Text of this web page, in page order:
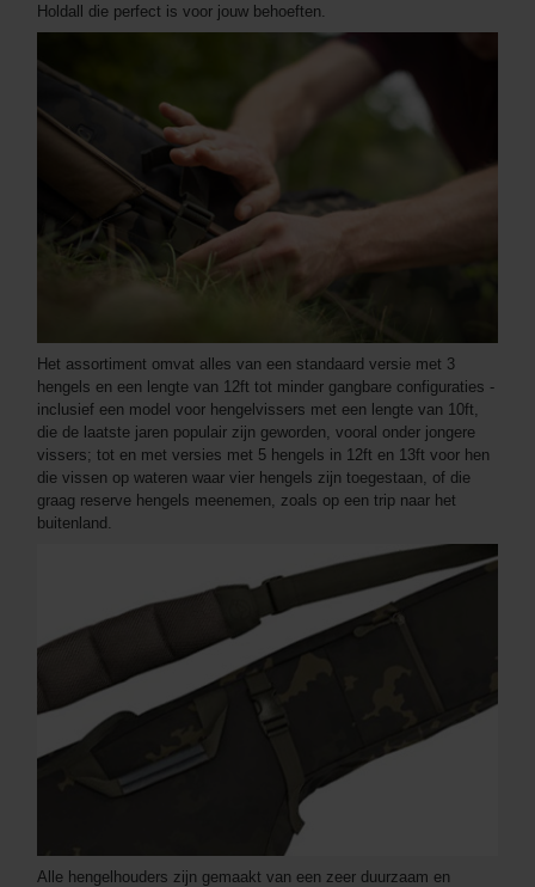
Holdall die perfect is voor jouw behoeften.
Het assortiment omvat alles van een standaard versie met 3
hengels en een lengte van 12ft tot minder gangbare configuraties -
inclusief een model voor hengelvissers met een lengte van 10ft,
die de laatste jaren populair zijn geworden, vooral onder jongere
vissers; tot en met versies met 5 hengels in 12ft en 13ft voor hen
die vissen op wateren waar vier hengels zijn toegestaan, of die
graag reserve hengels meenemen, zoals op een trip naar het
buitenland.
Alle hengelhouders zijn gemaakt van een zeer duurzaam en